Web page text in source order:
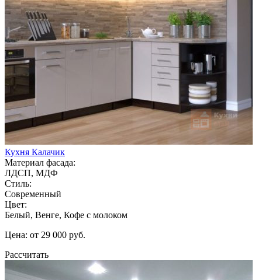
Кухня Калачик
Материал фасада:
ЛДСП, МДФ
Стиль:
Современный
Цвет:
Белый, Венге, Кофе с молоком
Цена: от 29 000 руб.
Рассчитать